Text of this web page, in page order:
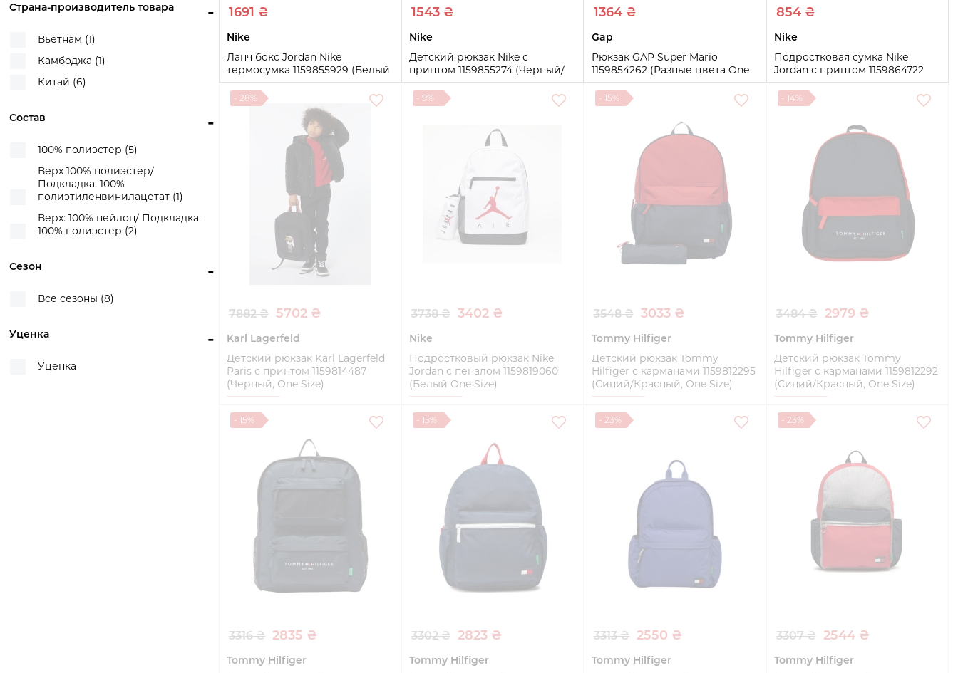
-
Страна-производитель товара
Вьетнам (1)
Камбоджа (1)
Китай (6)
-
Состав
100% полиэстер (5)
Верх 100% полиэстер/
Подкладка: 100%
полиэтиленвинилацетат (1)
Верх: 100% нейлон/ Подкладка:
100% полиэстер (2)
-
Сезон
Все сезоны (8)
-
Уценка
Уценка
1691 ₴
Nike
Ланч бокс Jordan Nike
термосумка 1159855929 (Белый
One Size)
One Size
Купить
1543 ₴
Nike
Детский рюкзак Nike с
принтом 1159855274 (Черный/
Серый One Size)
One Size
Купить
1364 ₴
Gap
Рюкзак GAP Super Mario
1159854262 (Разные цвета One
size)
One size
Купить
854 ₴
Nike
Подростковая сумка Nike
Jordan с принтом 1159864722
(Красный One Size)
One Size
Купить
- 28%
7882 ₴ 5702 ₴
Karl Lagerfeld
Детский рюкзак Karl Lagerfeld
Paris с принтом 1159814487
(Черный, One Size)
- 9%
3738 ₴ 3402 ₴
Nike
Подростковый рюкзак Nike
Jordan с пеналом 1159819060
(Белый One Size)
- 15%
3548 ₴ 3033 ₴
Tommy Hilfiger
Детский рюкзак Tommy
Hilfiger с карманами 1159812295
(Синий/Красный, One Size)
- 14%
3484 ₴ 2979 ₴
Tommy Hilfiger
Детский рюкзак Tommy
Hilfiger с карманами 1159812292
(Синий/Красный, One Size)
- 15%
3316 ₴ 2835 ₴
Tommy Hilfiger
- 15%
3302 ₴ 2823 ₴
Tommy Hilfiger
- 23%
3313 ₴ 2550 ₴
Tommy Hilfiger
- 23%
3307 ₴ 2544 ₴
Tommy Hilfiger